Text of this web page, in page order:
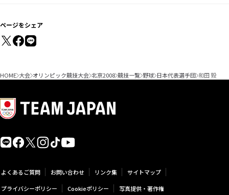
ページをシェア
HOME 大会 オリンピック競技大会 北京2008 競技一覧 野球 日本代表選手団 和田 毅
よくあるご質問 お問い合わせ リンク集
サイトマップ
プライバシーポリシー
Cookieポリシー 写真提供・著作権